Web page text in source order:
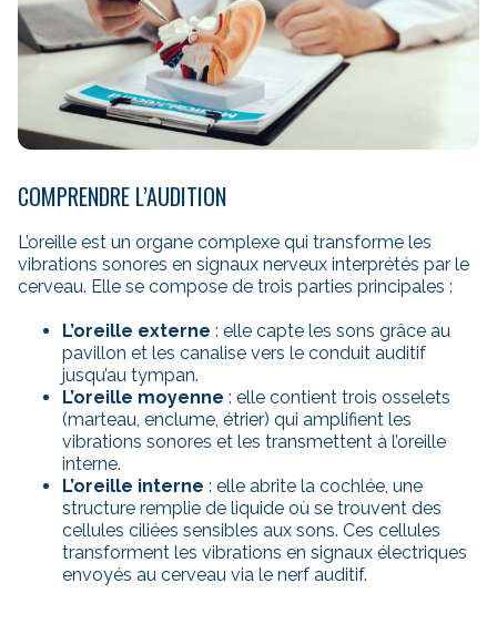
COMPRENDRE L’AUDITION
L’oreille est un organe complexe qui transforme les
vibrations sonores en signaux nerveux interprétés par le
cerveau. Elle se compose de trois parties principales :
L’oreille externe : elle capte les sons grâce au
pavillon et les canalise vers le conduit auditif
jusqu’au tympan.
L’oreille moyenne : elle contient trois osselets
(marteau, enclume, étrier) qui amplifient les
vibrations sonores et les transmettent à l’oreille
interne.
L’oreille interne : elle abrite la cochlée, une
structure remplie de liquide où se trouvent des
cellules ciliées sensibles aux sons. Ces cellules
transforment les vibrations en signaux électriques
envoyés au cerveau via le nerf auditif.